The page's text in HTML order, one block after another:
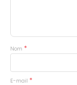
Nom *
E-mail *